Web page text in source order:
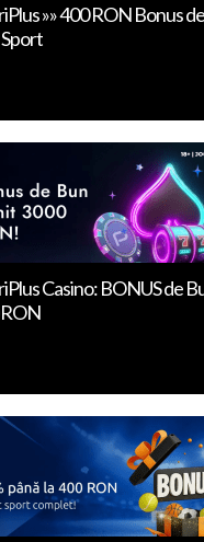
»» 400 RON Bonus
Casino: BONUS de